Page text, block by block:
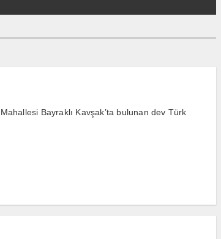
Bayraklı Kavşak’ta bulunan dev Türk